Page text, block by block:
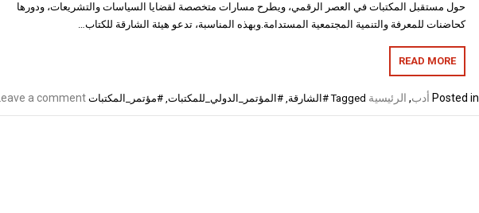
حول مستقبل المكتبات في العصر الرقمي، ويطرح مسارات متخصصة لقضايا السياسات والتشريعات، ودورها
كحاضنات للمعرفة والتنمية المجتمعية المستدامة.وبهذه المناسبة، تدعو هيئة الشارقة للكتاب…
READ MORE
Posted in أدب, الرئيسية Tagged #الشارقة, #المؤتمر_الدولي_للمكتبات, #مؤتمر_المكتبات Leave a comment